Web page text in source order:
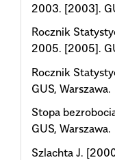
2003. [2003].
Rocznik
2005. [2005].
Rocznik
GUS, Warszawa.
Stopa
GUS, Warszawa.
Szlachta J.